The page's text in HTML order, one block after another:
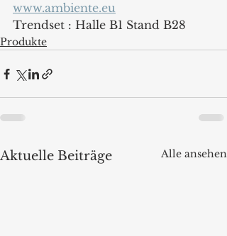
www.ambiente.eu
Trendset : Halle B1 Stand B28
Produkte
Aktuelle Beiträge Alle ansehen